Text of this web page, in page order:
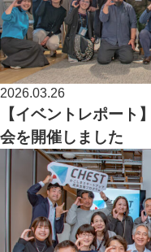
2026.03.26
【イベントレポート
会を開催しました